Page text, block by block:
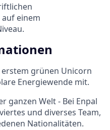
einem
grünen Unicorn
Energiewende mit.
ganzen Welt - Bei Enpal
und diverses Team,
Nationalitäten.